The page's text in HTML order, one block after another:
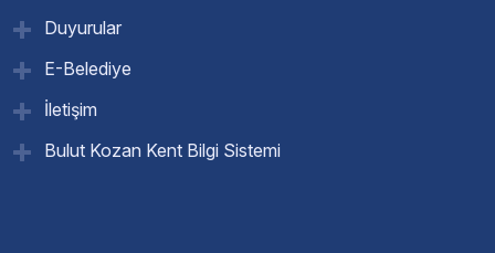
Duyurular
E-Belediye
İletişim
Bulut Kozan Kent Bilgi Sistemi